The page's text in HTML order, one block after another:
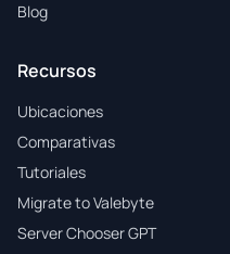
Blog
Recursos
Ubicaciones
Comparativas
Tutoriales
Migrate to Valebyte
Server Chooser GPT